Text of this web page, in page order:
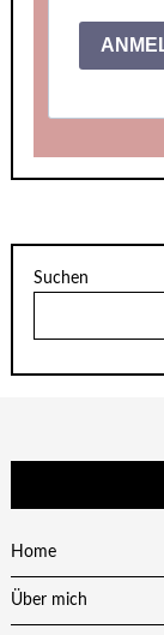
Suchen
Home
Über mich